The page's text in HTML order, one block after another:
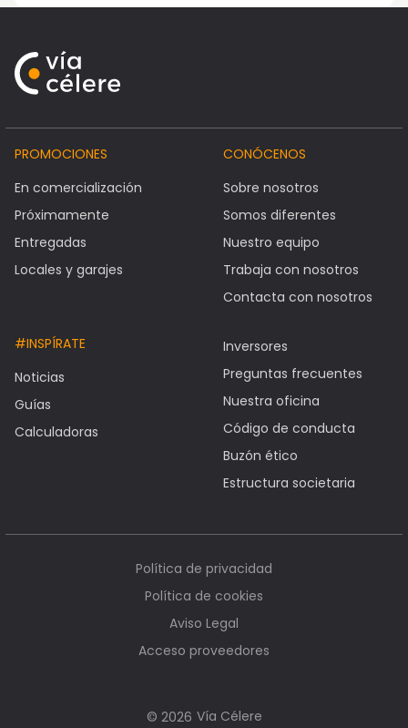
PROMOCIONES
En comercialización
Próximamente
Entregadas
Locales y garajes
CONÓCENOS
Sobre nosotros
Somos diferentes
Nuestro equipo
Trabaja con nosotros
Contacta con nosotros
#INSPÍRATE
Noticias
Guías
Calculadoras
Inversores
Preguntas frecuentes
Nuestra oficina
Código de conducta
Buzón ético
Estructura societaria
© 2026 Vía Célere
Política de privacidad
Política de cookies
Aviso Legal
Acceso proveedores